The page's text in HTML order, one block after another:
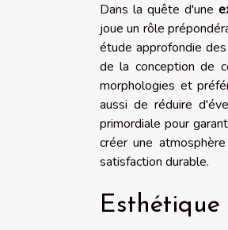
Dans la quête d'une
joue un rôle
étude approfondie
de la conception de
morphologies et
aussi de réduire
primordiale pour
créer une
satisfaction durable.
Esthétique